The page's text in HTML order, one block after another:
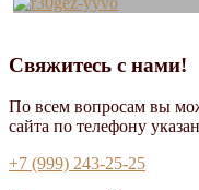
Свяжитесь с нами!
По всем вопросам вы
сайта по телефону
+7 (999) 243-25-25